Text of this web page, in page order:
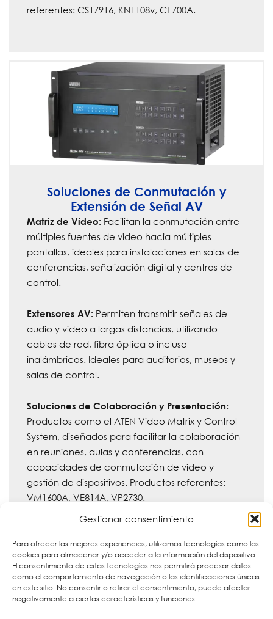
Gestionar consentimiento
Para ofrecer las mejores experiencias, utilizamos tecnologías como las
cookies para almacenar y/o acceder a la información del dispositivo.
El consentimiento de estas tecnologías nos permitirá procesar datos
como el comportamiento de navegación o las identificaciones únicas
en este sitio. No consentir o retirar el consentimiento, puede afectar
negativamente a ciertas características y funciones.
referentes: CS17916, KN1108v, CE700A.
Soluciones de Conmutación y
Extensión de Señal AV
Matriz de Vídeo: Facilitan la conmutación entre
múltiples fuentes de video hacia múltiples
pantallas, ideales para instalaciones en salas de
conferencias, señalización digital y centros de
control.
Extensores AV: Permiten transmitir señales de
audio y video a largas distancias, utilizando
cables de red, fibra óptica o incluso
inalámbricos. Ideales para auditorios, museos y
salas de control.
Soluciones de Colaboración y Presentación:
Productos como el ATEN Video Matrix y Control
System, diseñados para facilitar la colaboración
en reuniones, aulas y conferencias, con
capacidades de conmutación de video y
gestión de dispositivos. Productos referentes:
VM1600A, VE814A, VP2730.